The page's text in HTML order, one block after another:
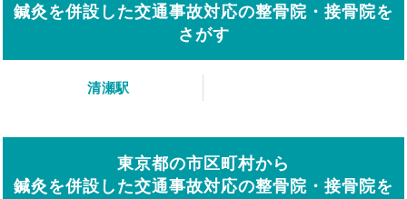
鍼灸を併設した交通事故対応の整骨院・接骨院を
さがす
清瀬駅
東京都の市区町村から
鍼灸を併設した交通事故対応の整骨院・接骨院を